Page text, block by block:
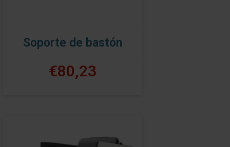
Soporte de bastón
€80,23